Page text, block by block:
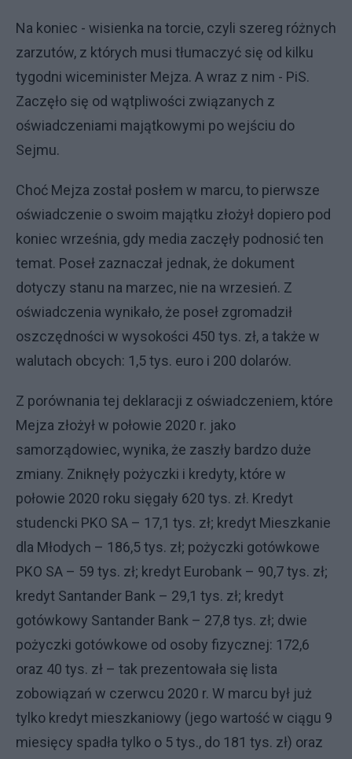
Na koniec - wisienka na torcie, czyli szereg różnych
zarzutów, z których musi tłumaczyć się od kilku
tygodni wiceminister Mejza. A wraz z nim - PiS.
Zaczęło się od wątpliwości związanych z
oświadczeniami majątkowymi po wejściu do
Sejmu.
Choć Mejza został posłem w marcu, to pierwsze
oświadczenie o swoim majątku złożył dopiero pod
koniec września, gdy media zaczęły podnosić ten
temat. Poseł zaznaczał jednak, że dokument
dotyczy stanu na marzec, nie na wrzesień. Z
oświadczenia wynikało, że poseł zgromadził
oszczędności w wysokości 450 tys. zł, a także w
walutach obcych: 1,5 tys. euro i 200 dolarów.
Z porównania tej deklaracji z oświadczeniem, które
Mejza złożył w połowie 2020 r. jako
samorządowiec, wynika, że zaszły bardzo duże
zmiany. Zniknęły pożyczki i kredyty, które w
połowie 2020 roku sięgały 620 tys. zł. Kredyt
studencki PKO SA – 17,1 tys. zł; kredyt Mieszkanie
dla Młodych – 186,5 tys. zł; pożyczki gotówkowe
PKO SA – 59 tys. zł; kredyt Eurobank – 90,7 tys. zł;
kredyt Santander Bank – 29,1 tys. zł; kredyt
gotówkowy Santander Bank – 27,8 tys. zł; dwie
pożyczki gotówkowe od osoby fizycznej: 172,6
oraz 40 tys. zł – tak prezentowała się lista
zobowiązań w czerwcu 2020 r. W marcu był już
tylko kredyt mieszkaniowy (jego wartość w ciągu 9
miesięcy spadła tylko o 5 tys., do 181 tys. zł) oraz